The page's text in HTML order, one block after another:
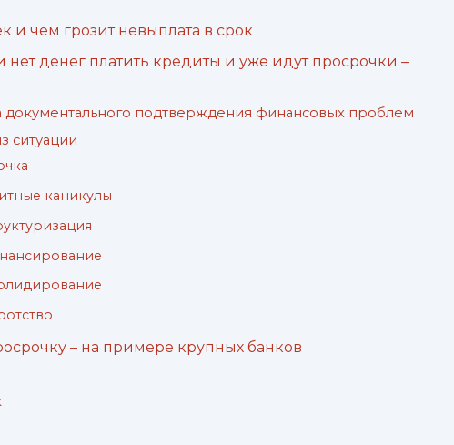
и чем грозит невыплата в срок
нет денег платить кредиты и уже идут просрочки –
документального подтверждения финансовых проблем
ситуации
каникулы
– на примере крупных банков